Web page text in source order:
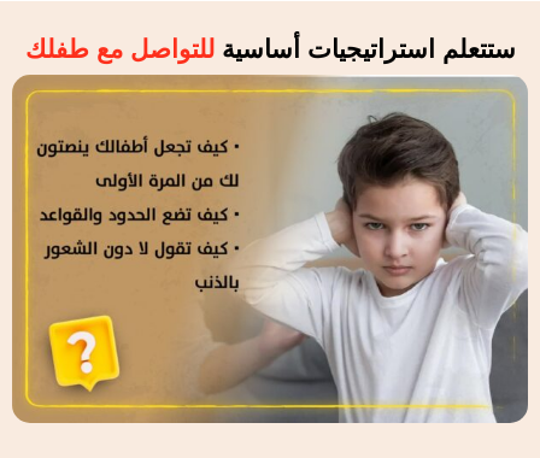
ستتعلم استراتيجيات أساسيةللتواصل مع طفلك